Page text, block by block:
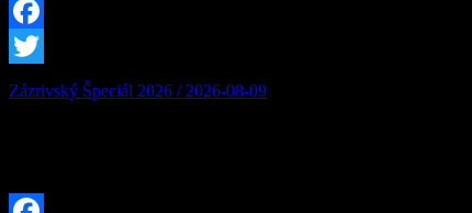
Facebook
Twitter
Zázrivský Špeciál 2026 / 2026-08-09